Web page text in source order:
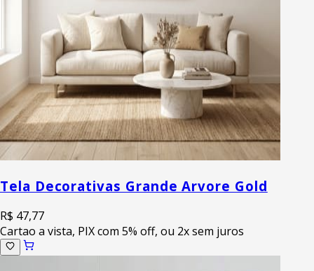
Tela Decorativas Grande Arvore Gold
R$ 47,77
Cartao a vista, PIX com 5% off, ou 2x sem juros